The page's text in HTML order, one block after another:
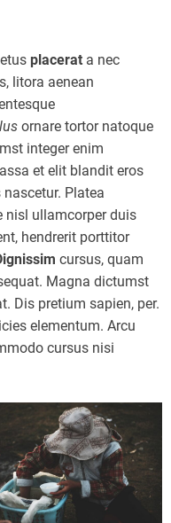
placerat a nec
litora aenean
ornare tortor natoque
integer enim
et elit blandit eros
Platea
nisl ullamcorper duis
hendrerit porttitor
cursus, quam
Magna dictumst
Dis pretium sapien, per.
elementum. Arcu
cursus nisi